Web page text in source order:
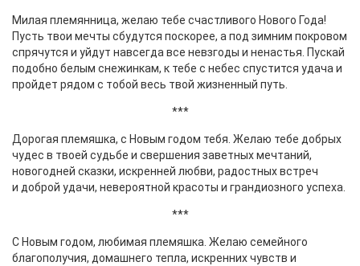
Милая племянница, желаю тебе счастливого Нового Года!
Пусть твои мечты сбудутся поскорее, а под зимним покровом
спрячутся и уйдут навсегда все невзгоды и ненастья. Пускай
подобно белым снежинкам, к тебе с небес спустится удача и
пройдет рядом с тобой весь твой жизненный путь.
***
Дорогая племяшка, с Новым годом тебя. Желаю тебе добрых
чудес в твоей судьбе и свершения заветных мечтаний,
новогодней сказки, искренней любви, радостных встреч
и доброй удачи, невероятной красоты и грандиозного успеха.
***
С Новым годом, любимая племяшка. Желаю семейного
благополучия, домашнего тепла, искренних чувств и